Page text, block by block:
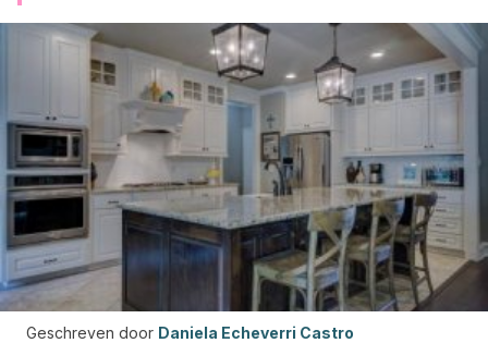
Geschreven door Daniela Echeverri Castro